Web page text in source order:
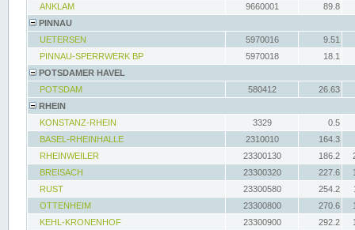
ANKLAM
9660001
89.8
PINNAU
UETERSEN
5970016
9.51
PINNAU-SPERRWERK BP
5970018
18.1
POTSDAMER HAVEL
POTSDAM
580412
26.63
RHEIN
KONSTANZ-RHEIN
3329
0.5
BASEL-RHEINHALLE
2310010
164.3
RHEINWEILER
23300130 186.2
BREISACH
23300320 227.6
RUST
23300580 254.2
OTTENHEIM
23300800 270.6
KEHL-KRONENHOF
23300900 292.2